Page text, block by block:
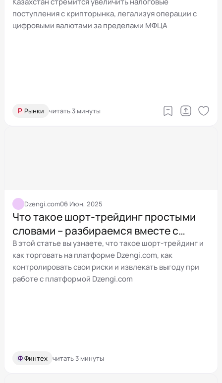
поступления с крипторынка, легализуя операции с
цифровыми валютами за пределами МФЦА
Р Рынки читать 3 минуты
Dzengi.com06 Июн, 2025
Что такое шорт-трейдинг простыми
словами – разбираемся вместе с
Dzengi.com
В этой статье вы узнаете, что такое шорт-трейдинг и
как торговать на платформе Dzengi.com, как
контролировать свои риски и извлекать выгоду при
работе с платформой Dzengi.com
ФФинтех читать 3 минуты